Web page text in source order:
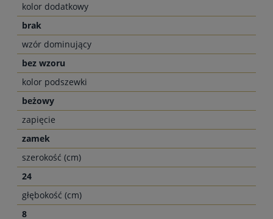
kolor dodatkowy
brak
wzór dominujący
bez wzoru
kolor podszewki
beżowy
zapięcie
zamek
szerokość (cm)
24
głębokość (cm)
8